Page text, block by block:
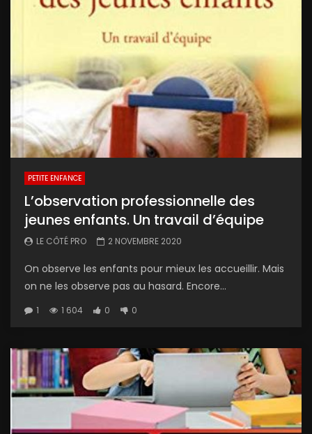
PETITE ENFANCE
L’observation professionnelle des
jeunes enfants. Un travail d’équipe
LE CÔTÉ PRO 2 NOVEMBRE 2020
On observe les enfants pour mieux les accueillir. Mais
on ne les observe pas au hasard. Encore...
1 1 604 0 0